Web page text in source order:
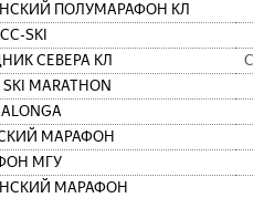
ПОЛУМАРАФОН КЛ
SKI
СЕВЕРА КЛ
SKI MARATHON
МАРАФОН
МГУ
МАРАФОН